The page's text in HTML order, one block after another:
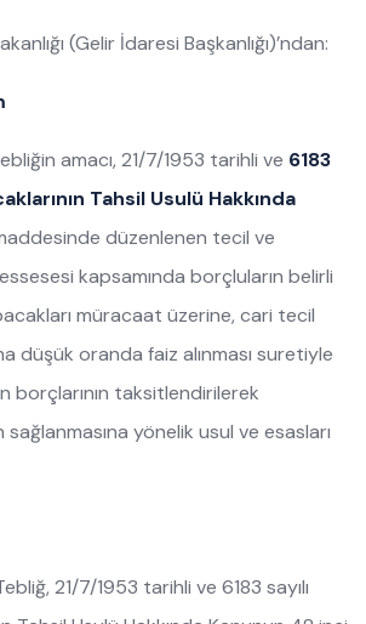
(Gelir İdaresi Başkanlığı)’ndan:
amacı, 21/7/1953 tarihli ve 6183
Tahsil Usulü Hakkında
düzenlenen tecil ve
kapsamında borçluların belirli
müracaat üzerine, cari tecil
düşük oranda faiz alınması suretiyle
borçlarının taksitlendirilerek
yönelik usul ve esasları
21/7/1953 tarihli ve 6183 sayılı